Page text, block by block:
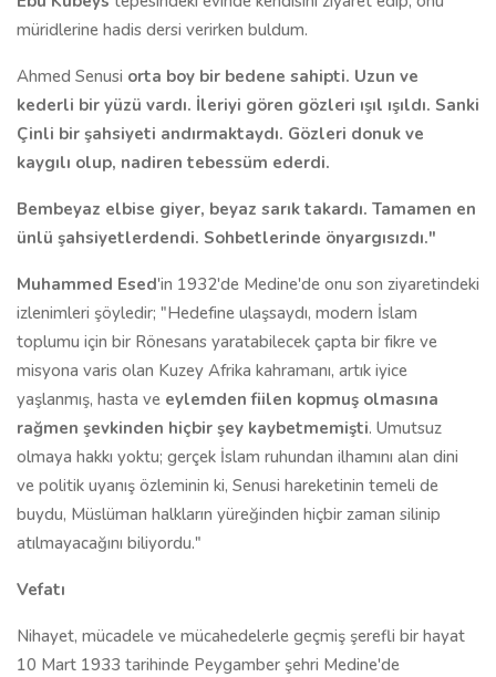
müridlerine hadis dersi verirken buldum.
Ahmed Senusi orta boy bir bedene sahipti. Uzun ve
kederli bir yüzü vardı. İleriyi gören gözleri ışıl ışıldı. Sanki
Çinli bir şahsiyeti andırmaktaydı. Gözleri donuk ve
kaygılı olup, nadiren tebessüm ederdi.
Bembeyaz elbise giyer, beyaz sarık takardı. Tamamen en
ünlü şahsiyetlerdendi. Sohbetlerinde önyargısızdı."
Muhammed Esed'in 1932'de Medine'de onu son ziyaretindeki
izlenimleri şöyledir; "Hedefine ulaşsaydı, modern İslam
toplumu için bir Rönesans yaratabilecek çapta bir fikre ve
misyona varis olan Kuzey Afrika kahramanı, artık iyice
yaşlanmış, hasta ve eylemden fiilen kopmuş olmasına
rağmen şevkinden hiçbir şey kaybetmemişti. Umutsuz
olmaya hakkı yoktu; gerçek İslam ruhundan ilhamını alan dini
ve politik uyanış özleminin ki, Senusi hareketinin temeli de
buydu, Müslüman halkların yüreğinden hiçbir zaman silinip
atılmayacağını biliyordu."
Vefatı
Nihayet, mücadele ve mücahedelerle geçmiş şerefli bir hayat
10 Mart 1933 tarihinde Peygamber şehri Medine'de